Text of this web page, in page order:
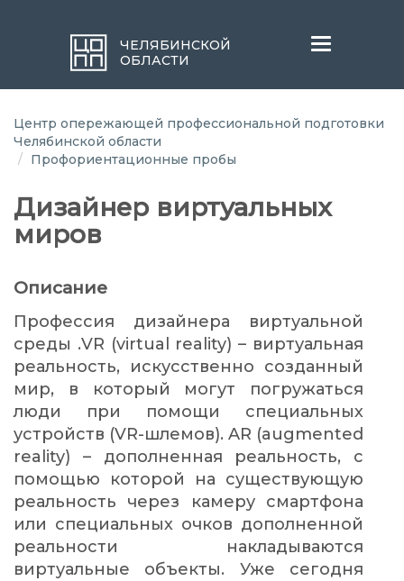
ЧЕЛЯБИНСКОЙ
ОБЛАСТИ
Меню
Центр опережающей профессиональной подготовки
Челябинской области
Профориентационные пробы
Дизайнер виртуальных
миров
Описание
Профессия дизайнера виртуальной
среды .VR (virtual reality) – виртуальная
реальность, искусственно созданный
мир, в который могут погружаться
люди при помощи специальных
устройств (VR-шлемов). AR (augmented
reality) – дополненная реальность, с
помощью которой на существующую
реальность через камеру смартфона
или специальных очков дополненной
реальности накладываются
виртуальные объекты. Уже сегодня